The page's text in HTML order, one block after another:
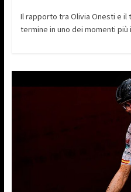
Il rapporto tra Olivia Onesti e il
termine in uno dei momenti